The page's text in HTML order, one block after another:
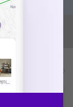
비급여/급여 진료란?
이할 수 있으니, 정확